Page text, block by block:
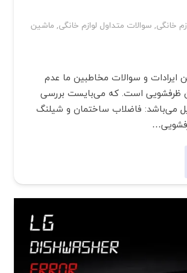
خانگی, سوالات متداول لوازم خانگی, ماشین
ایرادات و سوالات مخاطبین ما عدم
ظرفشویی است. که می‌بایست بررسی
می‌باشد: فاضلاب ساختمان و شیلنگ